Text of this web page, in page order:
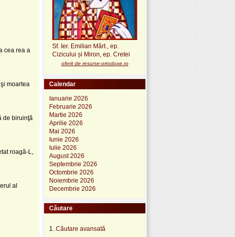
cea rea a
moartea
de biruinţă
roagă-L,
al
Sf. Ier. Emilian Mărt., ep.
Cizicului și Miron, ep. Cretei
oferit de resurse-ortodoxe.ro
Calendar
Ianuarie 2026
Februarie 2026
Martie 2026
Aprilie 2026
Mai 2026
Iunie 2026
Iulie 2026
August 2026
Septembrie 2026
Octombrie 2026
Noiembrie 2026
Decembrie 2026
Căutare
1. Căutare avansată